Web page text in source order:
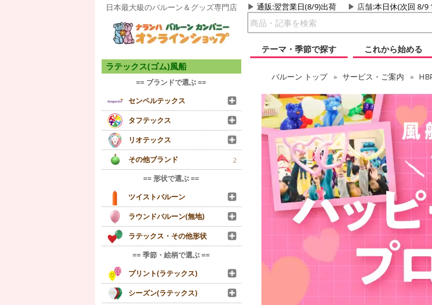
日本最大級のバルーン＆グッズ専門店 通販:翌営業日(8/9)出荷 店舗:本日休(次回 8/9
テーマ・季節で探す
これから始める
ラテックス(ゴム)風船
== ブランドで選ぶ ==
センペルテックス
タフテックス
リオテックス
その他ブランド
2
== 形状で選ぶ ==
ツイストバルーン
ラウンドバルーン(無地)
ラテックス・その他形状
== 季節・絵柄で選ぶ ==
プリント(ラテックス)
シーズン(ラテックス)
バルーン トップ サービス・ご案内